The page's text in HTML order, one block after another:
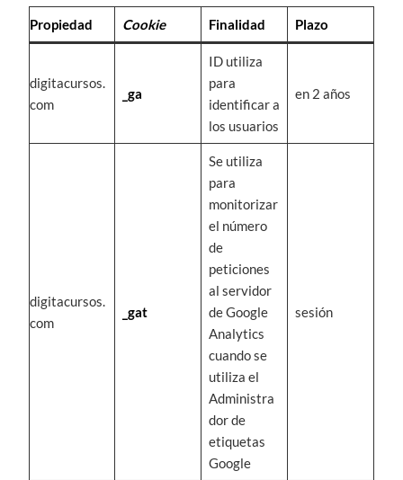
Propiedad Cookie Finalidad Plazo
digitacursos.
com
_ga
ID utiliza
para
identificar a
los usuarios
en 2 años
digitacursos.
com
_gat
Se utiliza
para
monitorizar
el número
de
peticiones
al servidor
de Google
Analytics
cuando se
utiliza el
Administra
dor de
etiquetas
Google
sesión